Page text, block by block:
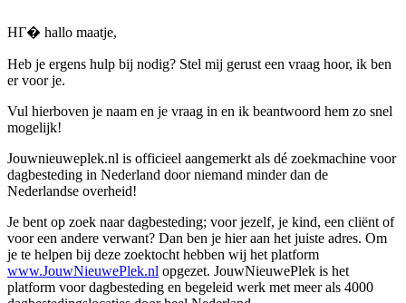
HГ� hallo maatje,
Heb je ergens hulp bij nodig? Stel mij gerust een vraag hoor, ik ben
er voor je.
Vul hierboven je naam en je vraag in en ik beantwoord hem zo snel
mogelijk!
Jouwnieuweplek.nl is officieel aangemerkt als dé zoekmachine voor
dagbesteding in Nederland door niemand minder dan de
Nederlandse overheid!
Je bent op zoek naar dagbesteding; voor jezelf, je kind, een cliënt of
voor een andere verwant? Dan ben je hier aan het juiste adres. Om
je te helpen bij deze zoektocht hebben wij het platform
www.JouwNieuwePlek.nl opgezet. JouwNieuwePlek is het
platform voor dagbesteding en begeleid werk met meer als 4000